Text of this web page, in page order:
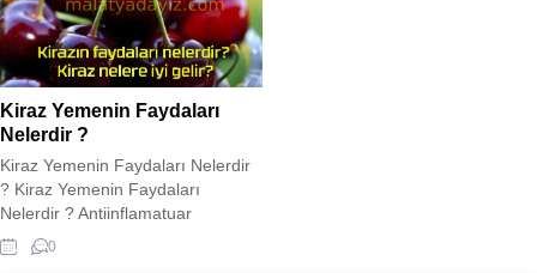
Kiraz Yemenin Faydaları
Nelerdir ?
Kiraz Yemenin Faydaları Nelerdir
? Kiraz Yemenin Faydaları
Nelerdir ? Antiinflamatuar
özelliklere sahip bir antioksidan
deposu olan kiraz, iltihaplanma ve
0